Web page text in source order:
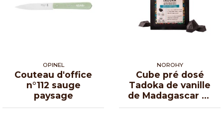
OPINEL
Couteau d'office
n°112 sauge
paysage
NOROHY
Cube pré dosé
Tadoka de vanille
de Madagascar et
Papouasie - par 3